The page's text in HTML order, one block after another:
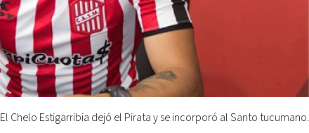
El Chelo Estigarribia dejó el Pirata y se incorporó al Santo tucumano.